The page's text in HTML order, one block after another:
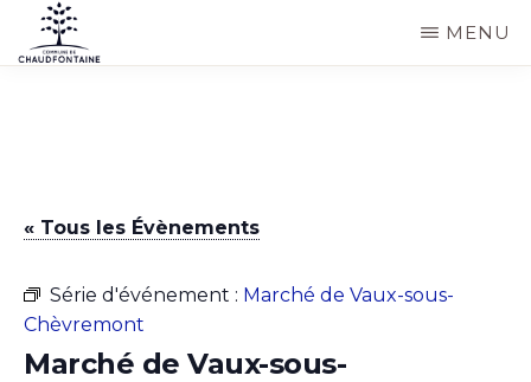
Passer
au
commune
Chaudfontaine
MENU
« Tous les Évènements
Série d'événement : Marché de Vaux-sous-
Chèvremont
Marché de Vaux-sous-